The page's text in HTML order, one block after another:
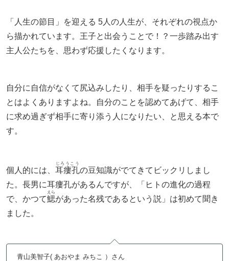
「人生の節目」を迎える 5人の人生が、それぞれの視点か
ら描かれています。王子と出会うことで！？一歩踏み出す
主人公たちを、思わず応援したくなります。
自分に自信がなくて尻込みしたり、相手を疑ったりするこ
とはよくありますよね。自分のことを認めてあげて、相手
に求め過ぎず相手に寄り添う人になりたい、と思える本で
す。
個人的には、 耳瘻孔
じろうこう
の豆知識がでてきてビックリしまし
た。長男に耳瘻孔があるんですが、「ヒトの進化の過程
で、かつて鰓
えら
があった名残であるという説」は初めて聞き
ました。
青山美智子( あおやま みちこ ）さん